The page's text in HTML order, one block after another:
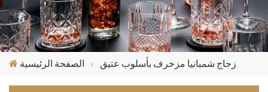
الصفحة الرئيسية زجاج شمبانيا مزخرف بأسلوب عتيق